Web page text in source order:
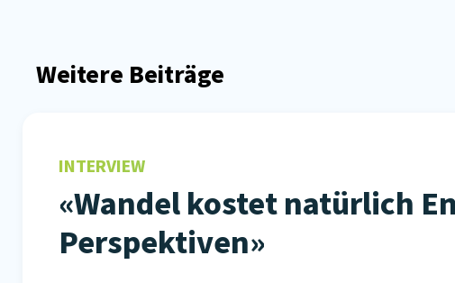
Weitere Beiträge
INTERVIEW
«Wandel kostet natürlich
Perspektiven»